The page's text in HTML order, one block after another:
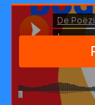
Over
Vacatures